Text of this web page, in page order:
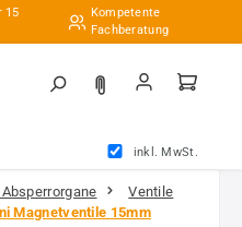
15
Kompetente
Fachberatung
inkl. MwSt.
Ventile
Magnetventile 15mm